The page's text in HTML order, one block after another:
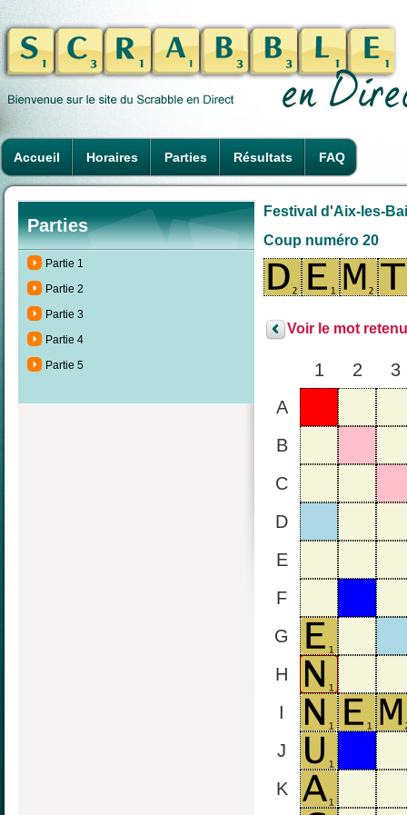
Accueil Horaires Parties Résultats FAQ
Parties
Partie 1
Partie 2
Partie 3
Partie 4
Partie 5
Festival d'Aix-les-
Coup numéro 20
Voir le mot
1 2
3
A
B
C
D
E
F
G
H
I
J
K